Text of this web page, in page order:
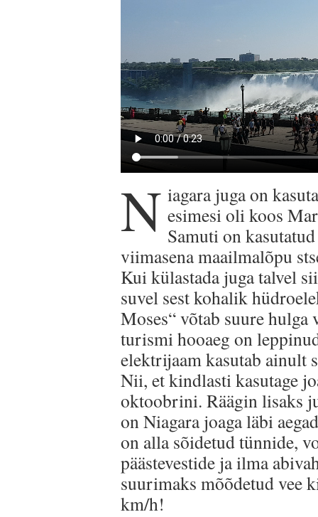
N iagara juga on
esimesi oli koos
Samuti on
viimasena maailmalõpu
Kui külastada juga talvel
suvel sest kohalik
Moses“ võtab suure
turismi hooaeg on
elektrijaam kasutab ainult
Nii, et kindlasti kasutage
oktoobrini. Räägin lisaks
on Niagara joaga läbi
on alla sõidetud tünnide,
päästevestide ja ilma
suurimaks mõõdetud vee
km/h!